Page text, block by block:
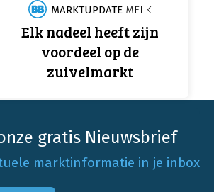
MARKTUPDATEMELK
Elk nadeel heeft zijn
voordeel op de
zuivelmarkt
gratis Nieuwsbrief
marktinformatie in je inbox